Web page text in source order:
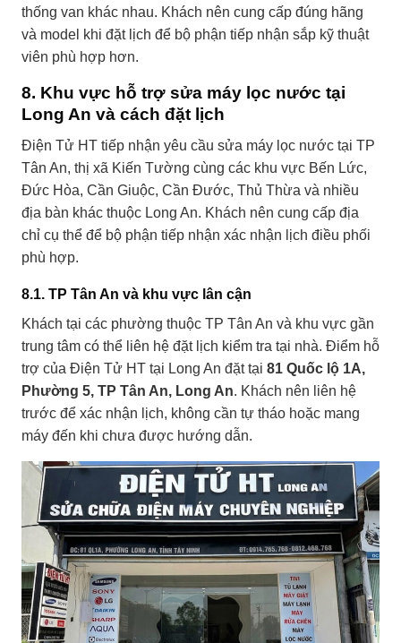
thống van khác nhau. Khách nên cung cấp đúng hãng
và model khi đặt lịch để bộ phận tiếp nhận sắp kỹ thuật
viên phù hợp hơn.
8. Khu vực hỗ trợ sửa máy lọc nước tại
Long An và cách đặt lịch
Điện Tử HT tiếp nhận yêu cầu sửa máy lọc nước tại TP
Tân An, thị xã Kiến Tường cùng các khu vực Bến Lức,
Đức Hòa, Cần Giuộc, Cần Đước, Thủ Thừa và nhiều
địa bàn khác thuộc Long An. Khách nên cung cấp địa
chỉ cụ thể để bộ phận tiếp nhận xác nhận lịch điều phối
phù hợp.
8.1. TP Tân An và khu vực lân cận
Khách tại các phường thuộc TP Tân An và khu vực gần
trung tâm có thể liên hệ đặt lịch kiểm tra tại nhà. Điểm hỗ
trợ của Điện Tử HT tại Long An đặt tại 81 Quốc lộ 1A,
Phường 5, TP Tân An, Long An. Khách nên liên hệ
trước để xác nhận lịch, không cần tự tháo hoặc mang
máy đến khi chưa được hướng dẫn.